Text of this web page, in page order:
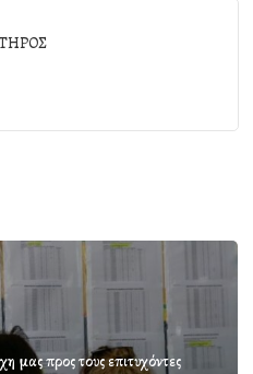
μας προς τους επιτυχόντες